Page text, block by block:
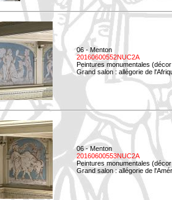
06 - Menton
20160600552NUC2A
Peintures monumentales
Grand salon : allégorie de
06 - Menton
20160600553NUC2A
Peintures monumentales
Grand salon : allégorie de